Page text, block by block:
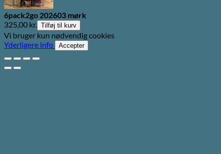
6pack2go 202603 mørk
325,00 kr. Tilføj til kurv
Vi bruger kun nødvendig cookies
Yderligere info
Accepter